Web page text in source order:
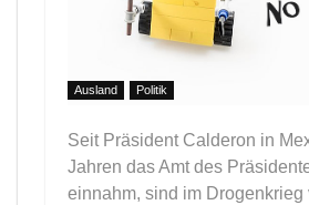
Ausland Politik
Seit Präsident Calderon in
Jahren das Amt des
einnahm, sind im Drogenkrieg